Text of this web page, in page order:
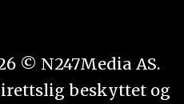
© N247Media AS.
beskyttet og